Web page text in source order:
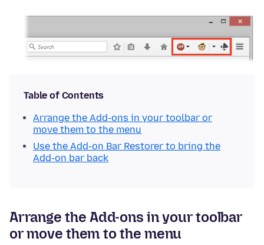
Table of Contents
Arrange the Add-ons in your toolbar or
move them to the menu
Use the Add-on Bar Restorer to bring the
Add-on bar back
Arrange the Add-ons in your toolbar
or move them to the menu